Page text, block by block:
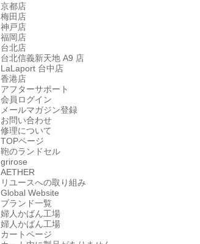
京都店
梅田店
神戸店
福岡店
台北店
台北信義新天地 A9 店
LaLaport 台中店
香港店
アフターサポート
会員ログイン
メールマガジン登録
お問い合わせ
修理について
TOPページ
鞄のランドセル
grirose
AETHER
リユースへの取り組み
Global Website
ブランド一覧
婦人かばん工場
婦人かばん工場
カートページ